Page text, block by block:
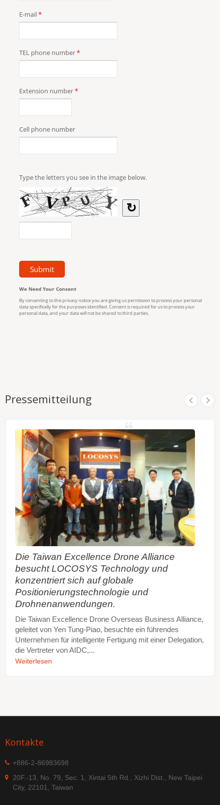
Pressemitteilung
Die Taiwan Excellence Drone Alliance
besucht LOCOSYS Technology und
konzentriert sich auf globale
Positionierungstechnologie und
Drohnenanwendungen.
Die Taiwan Excellence Drone Overseas Business Alliance,
geleitet von Yen Tung-Piao, besuchte ein führendes
Unternehmen für intelligente Fertigung mit einer Delegation,
die Vertreter von AIDC,...
Weiterlesen
Kontakte
+886-2-86983698
20F.-13, No. 79, Sec. 1, Xintai 5th Rd., Xizhi Dist., New Taipei
City, 22101, Taiwan